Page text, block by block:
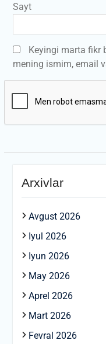
Sayt
Keyingi marta fikr
mening ismim, email
Arxivlar
Avgust 2026
Iyul 2026
Iyun 2026
May 2026
Aprel 2026
Mart 2026
Fevral 2026